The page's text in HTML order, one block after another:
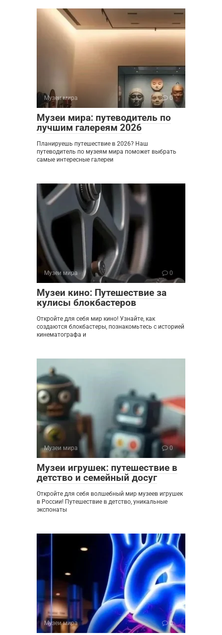
Музеи мира 0
Музеи мира: путеводитель по
лучшим галереям 2026
Планируешь путешествие в 2026? Наш
путеводитель по музеям мира поможет выбрать
самые интересные галереи
Музеи мира 0
Музеи кино: Путешествие за
кулисы блокбастеров
Откройте для себя мир кино! Узнайте, как
создаются блокбастеры, познакомьтесь с историей
кинематографа и
Музеи мира 0
Музеи игрушек: путешествие в
детство и семейный досуг
Откройте для себя волшебный мир музеев игрушек
в России! Путешествие в детство, уникальные
экспонаты
Музеи мира 0